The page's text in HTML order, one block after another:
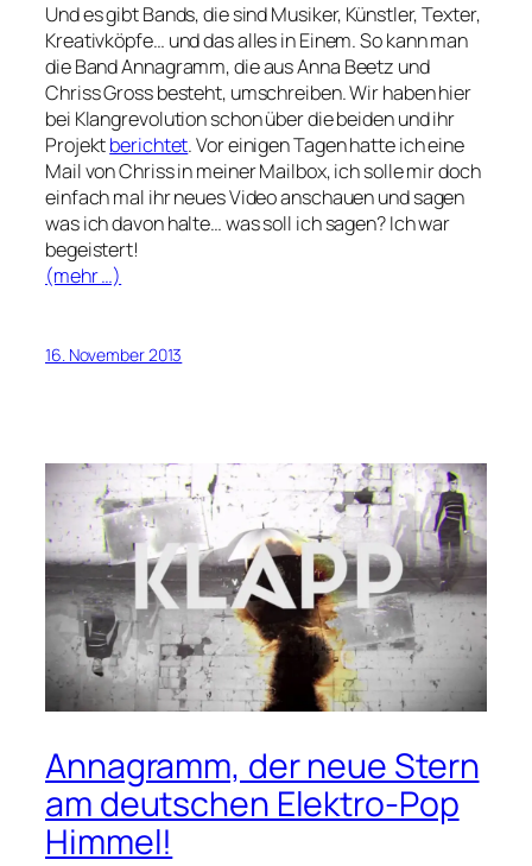
Und es gibt Bands, die sind Musiker, Künstler, Texter,
Kreativköpfe… und das alles in Einem. So kann man
die Band Annagramm, die aus Anna Beetz und
Chriss Gross besteht, umschreiben. Wir haben hier
bei Klangrevolution schon über die beiden und ihr
Projektberichtet. Vor einigen Tagen hatte ich eine
Mail von Chriss in meiner Mailbox, ich solle mir doch
einfach mal ihr neues Video anschauen und sagen
was ich davon halte… was soll ich sagen? Ich war
begeistert!
(mehr …)
16. November 2013
Annagramm, der neue Stern
am deutschen Elektro-Pop
Himmel!